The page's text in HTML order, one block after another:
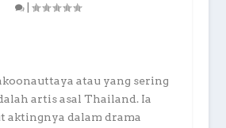
|
atau yang sering
artis asal Thailand. Ia
aktingnya dalam drama